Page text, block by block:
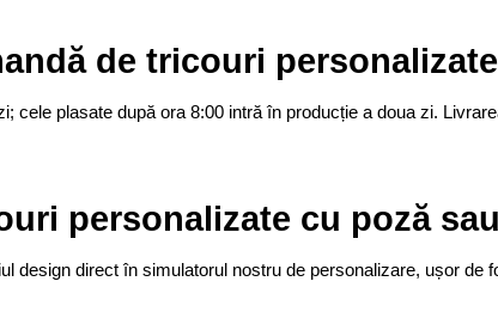
de tricouri
cele plasate după ora 8:00 intră în producție a doua zi.
personalizate cu poză
design direct în simulatorul nostru de personalizare, ușor de